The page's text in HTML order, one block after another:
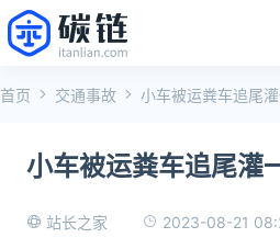
首页 交通事故 小车被运粪车追尾
小车被运粪车追尾灌
站长之家 2023-08-21